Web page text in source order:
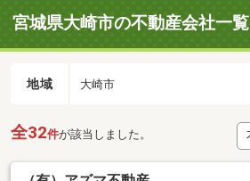
宮城県大崎市の不動産会社一覧
地域 大崎市
全32件が該当しました。